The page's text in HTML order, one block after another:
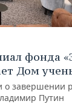
фонда
Дом
о завершении
Путин